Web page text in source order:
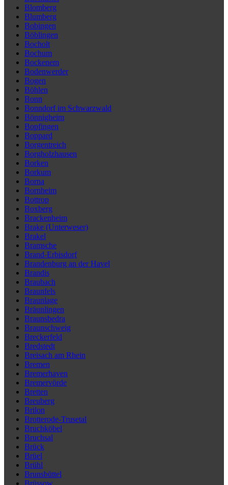
Blomberg
Blumberg
Bobingen
Böblingen
Bocholt
Bochum
Bockenem
Bodenwerder
Bogen
Böhlen
Bonn
Bonndorf im Schwarzwald
Bönnigheim
Bopfingen
Boppard
Borgentreich
Borgholzhausen
Borken
Borkum
Borna
Bornheim
Bottrop
Boxberg
Brackenheim
Brake (Unterweser)
Brakel
Bramsche
Brand-Erbisdorf
Brandenburg an der Havel
Brandis
Braubach
Braunfels
Braunlage
Bräunlingen
Braunsbedra
Braunschweig
Breckerfeld
Bredstedt
Breisach am Rhein
Bremen
Bremerhaven
Bremervörde
Bretten
Breuberg
Brilon
Brotterode-Trusetal
Bruchköbel
Bruchsal
Brück
Brüel
Brühl
Brunsbüttel